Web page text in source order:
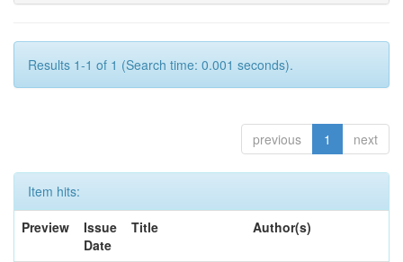
Results 1-1 of 1 (Search time: 0.001 seconds).
previous 1 next
Item hits:
Preview
Issue
Date
Title Author(s)